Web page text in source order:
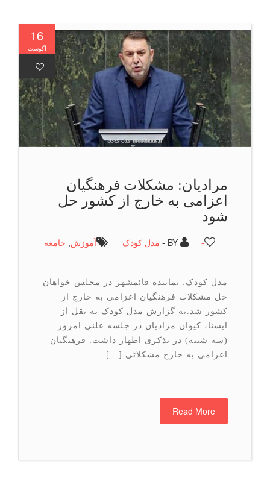
16
آگوست
-
مرادیان: مشکلات فرهنگیان
اعزامی به خارج از کشور حل
BY - مدل کودک آموزش,جامعه
مدل کودک: نماینده قائمشهر در مجلس خواهان
حل مشکلات فرهنگیان اعزامی به خارج از
کشور شد.به گزارش مدل کودک به نقل از
ایسنا، کیوان مرادیان در جلسه علنی امروز
(سه شنبه) در تذکری اظهار داشت: فرهنگیان
اعزامی به خارج مشکلاتی […]
Read More